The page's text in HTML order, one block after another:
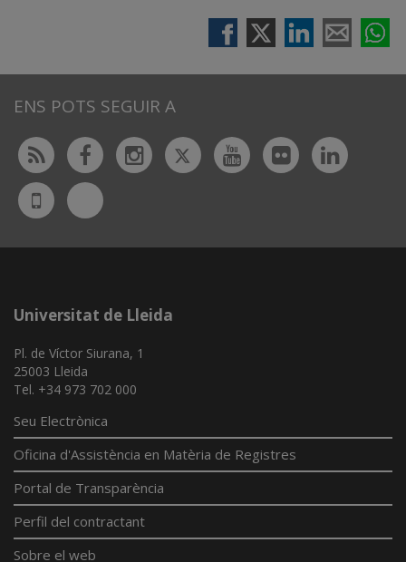
ENS POTS SEGUIR A
Rss FacebookInstagram
TwitterYoutubeFlickr
UdL
App
Bluesky
Universitat de Lleida
Pl. de Víctor Siurana, 1
25003 Lleida
Tel. +34 973 702 000
Seu Electrònica
Oficina d'Assistència en Matèria de Registres
Portal de Transparència
Perfil del contractant
Sobre el web